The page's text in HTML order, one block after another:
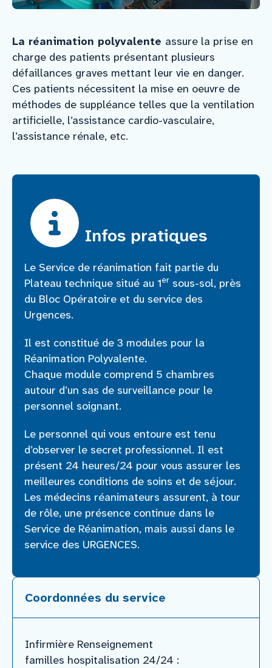
Vous former
Venir au CHCB
Espace agent
Contact
La réanimation polyvalente assure la prise en
charge des patients présentant plusieurs
défaillances graves mettant leur vie en danger.
Ces patients nécessitent la mise en oeuvre de
méthodes de suppléance telles que la ventilation
artificielle, l’assistance cardio-vasculaire,
l’assistance rénale, etc.
Infos pratiques
Le Service de réanimation fait partie du
Plateau technique situé au 1er sous-sol, près
du Bloc Opératoire et du service des
Urgences.
Il est constitué de 3 modules pour la
Réanimation Polyvalente.
Chaque module comprend 5 chambres
autour d’un sas de surveillance pour le
personnel soignant.
Le personnel qui vous entoure est tenu
d’observer le secret professionnel. Il est
présent 24 heures/24 pour vous assurer les
meilleures conditions de soins et de séjour.
Les médecins réanimateurs assurent, à tour
de rôle, une présence continue dans le
Service de Réanimation, mais aussi dans le
service des URGENCES.
Coordonnées du service
Infirmière Renseignement
familles hospitalisation 24/24 :